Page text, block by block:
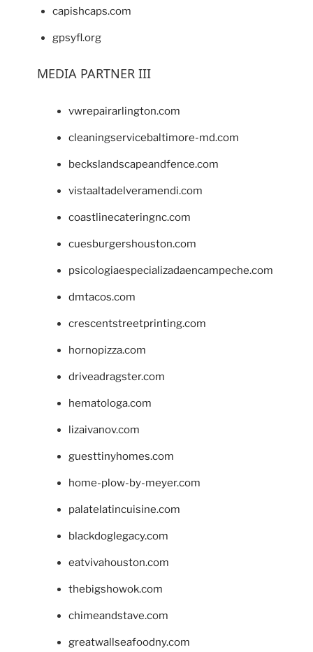
capishcaps.com
gpsyfl.org
MEDIA PARTNER III
vwrepairarlington.com
cleaningservicebaltimore-md.com
beckslandscapeandfence.com
vistaaltadelveramendi.com
coastlinecateringnc.com
cuesburgershouston.com
psicologiaespecializadaencampeche.com
dmtacos.com
crescentstreetprinting.com
hornopizza.com
driveadragster.com
hematologa.com
lizaivanov.com
guesttinyhomes.com
home-plow-by-meyer.com
palatelatincuisine.com
blackdoglegacy.com
eatvivahouston.com
thebigshowok.com
chimeandstave.com
greatwallseafoodny.com